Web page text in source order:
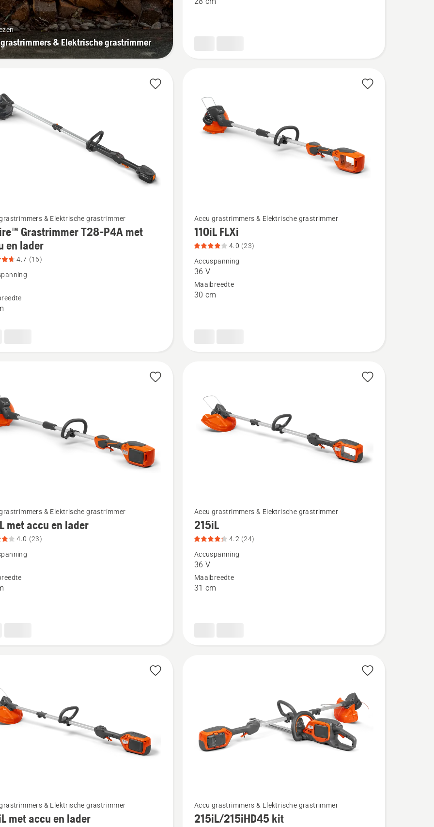
& Elektrische grastrimmer
& Elektrische grastrimmer
Grastrimmer T28-P4A met
en lader
4.7 (16)
Bekijk
meer
details
over
110iL
FLXi,
Accu grastrimmers & Elektrische grastrimmer
110iL FLXi
4.0 (23)
Accuspanning
36 V
Maaibreedte
30 cm
& Elektrische grastrimmer
met accu en lader
4.0 (23)
Bekijk
meer
details
over
215iL,
productbeoordeling
Accu grastrimmers & Elektrische grastrimmer
215iL
4.2 (24)
Accuspanning
36 V
Maaibreedte
31 cm
& Elektrische grastrimmer
met accu en lader
Bekijk
meer
Accu grastrimmers & Elektrische grastrimmer
215iL/215iHD45 kit